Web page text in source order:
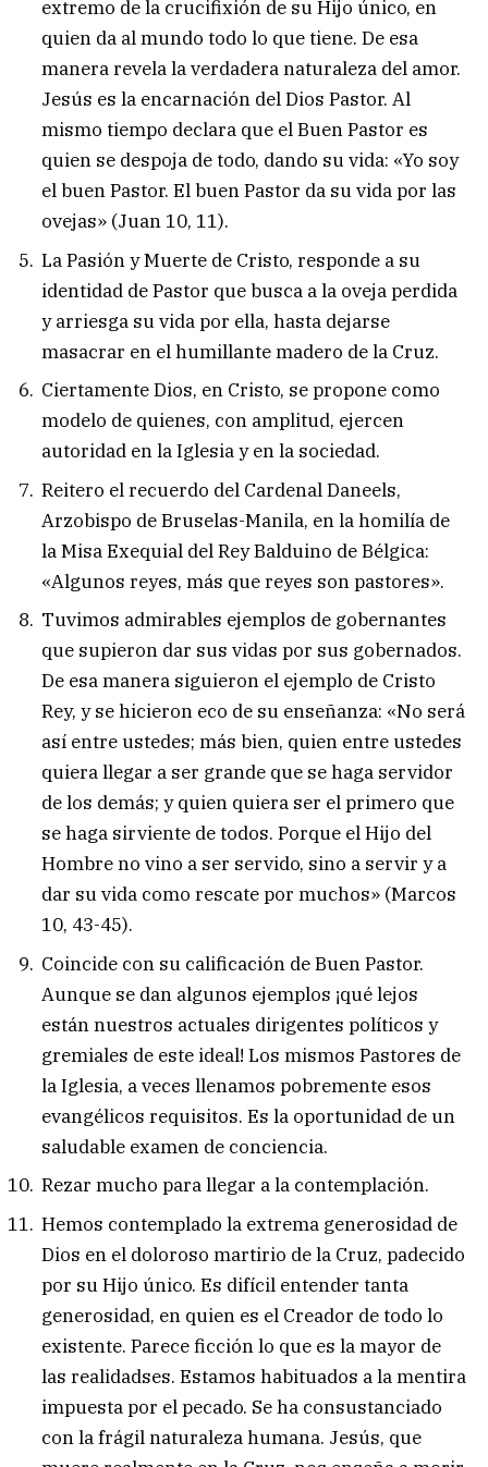
extremo de la crucifixión de su Hijo único, en
quien da al mundo todo lo que tiene. De esa
manera revela la verdadera naturaleza del amor.
Jesús es la encarnación del Dios Pastor. Al
mismo tiempo declara que el Buen Pastor es
quien se despoja de todo, dando su vida: «Yo soy
el buen Pastor. El buen Pastor da su vida por las
ovejas» (Juan 10, 11).
La Pasión y Muerte de Cristo, responde a su
identidad de Pastor que busca a la oveja perdida
y arriesga su vida por ella, hasta dejarse
masacrar en el humillante madero de la Cruz.
Ciertamente Dios, en Cristo, se propone como
modelo de quienes, con amplitud, ejercen
autoridad en la Iglesia y en la sociedad.
Reitero el recuerdo del Cardenal Daneels,
Arzobispo de Bruselas-Manila, en la homilía de
la Misa Exequial del Rey Balduino de Bélgica:
«Algunos reyes, más que reyes son pastores».
Tuvimos admirables ejemplos de gobernantes
que supieron dar sus vidas por sus gobernados.
De esa manera siguieron el ejemplo de Cristo
Rey, y se hicieron eco de su enseñanza: «No será
así entre ustedes; más bien, quien entre ustedes
quiera llegar a ser grande que se haga servidor
de los demás; y quien quiera ser el primero que
se haga sirviente de todos. Porque el Hijo del
Hombre no vino a ser servido, sino a servir y a
dar su vida como rescate por muchos» (Marcos
10, 43-45).
Coincide con su calificación de Buen Pastor.
Aunque se dan algunos ejemplos ¡qué lejos
están nuestros actuales dirigentes políticos y
gremiales de este ideal! Los mismos Pastores de
la Iglesia, a veces llenamos pobremente esos
evangélicos requisitos. Es la oportunidad de un
saludable examen de conciencia.
Rezar mucho para llegar a la contemplación.
Hemos contemplado la extrema generosidad de
Dios en el doloroso martirio de la Cruz, padecido
por su Hijo único. Es difícil entender tanta
generosidad, en quien es el Creador de todo lo
existente. Parece ficción lo que es la mayor de
las realidadses. Estamos habituados a la mentira
impuesta por el pecado. Se ha consustanciado
con la frágil naturaleza humana. Jesús, que